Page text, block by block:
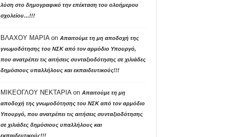
λύση στο δημογραφικό την επέκταση του ολοήμερου
σχολείου…!!!
ΒΛΑΧΟΥ ΜΑΡΙΑon Απαιτούμε τη μη αποδοχή της
γνωμοδότησης του ΝΣΚ από τον αρμόδιο Υπουργό,
που ανατρέπει τις αιτήσεις συνταξιοδότησης σε χιλιάδες
δημόσιους υπαλλήλους και εκπαιδευτικούς!!!
ΜΙΚΕΟΓΛΟΥ ΝΕΚΤΑΡΙΑon Απαιτούμε τη μη
αποδοχή της γνωμοδότησης του ΝΣΚ από τον αρμόδιο
Υπουργό, που ανατρέπει τις αιτήσεις συνταξιοδότησης
σε χιλιάδες δημόσιους υπαλλήλους και
εκπαιδευτικούς!!!